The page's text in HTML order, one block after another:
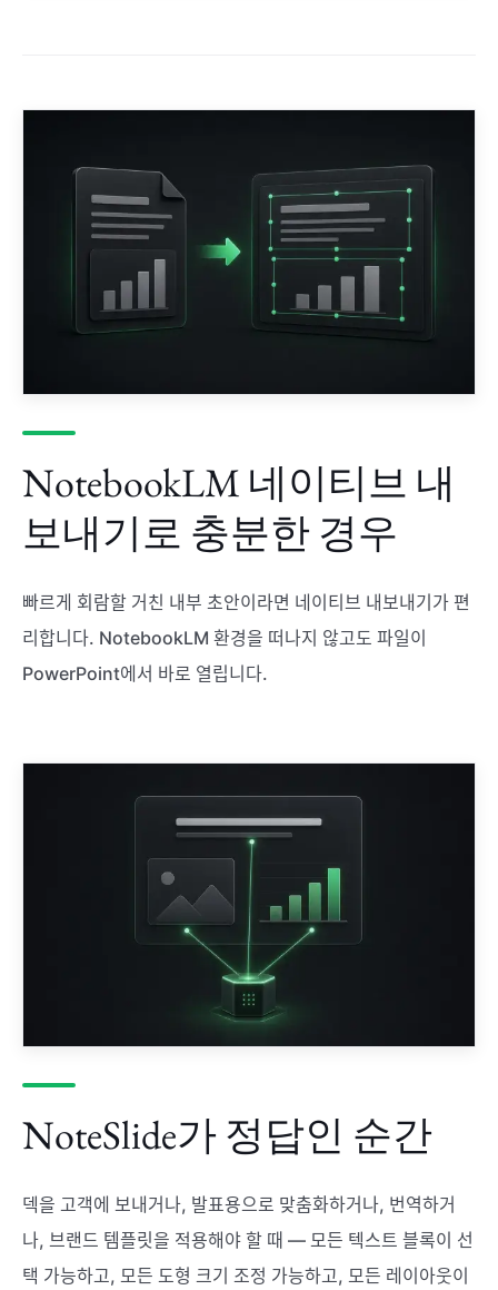
NotebookLM 네이티브 내
보내기로 충분한 경우
빠르게 회람할 거친 내부 초안이라면 네이티브 내보내기가 편
리합니다. NotebookLM 환경을 떠나지 않고도 파일이
PowerPoint에서 바로 열립니다.
NoteSlide가 정답인 순간
덱을 고객에 보내거나, 발표용으로 맞춤화하거나, 번역하거
나, 브랜드 템플릿을 적용해야 할 때 — 모든 텍스트 블록이 선
택 가능하고, 모든 도형 크기 조정 가능하고, 모든 레이아웃이